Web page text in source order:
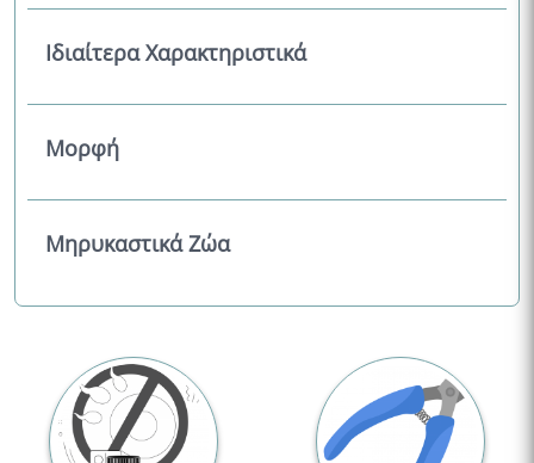
Ιδιαίτερα Χαρακτηριστικά
Μορφή
Μηρυκαστικά Ζώα